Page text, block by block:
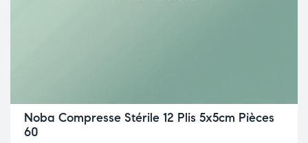
Noba Compresse Stérile 12 Plis 5x5cm Pièces
60